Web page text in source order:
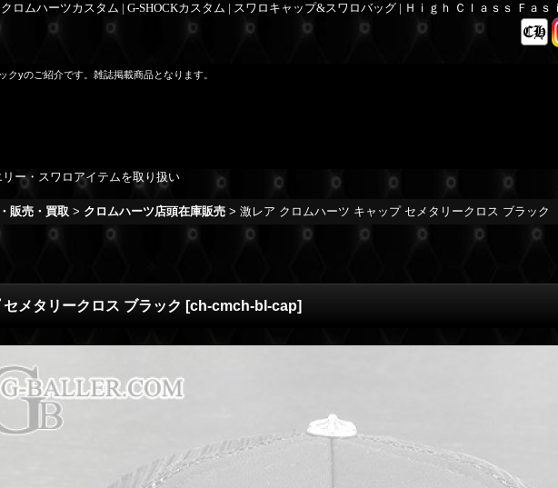
ロムハーツカスタム | G-SHOCKカスタム | スワロキャップ&スワロバッグ | Ｈｉｇｈ Ｃｌａｓｓ Ｆａ
yのご紹介です。雑誌掲載商品となります。
ー・スワロアイテムを取り扱い
販売・買取 > クロムハーツ店頭在庫販売 > 激レア クロムハーツ キャップ セメタリークロス ブラック
メタリークロス ブラック [ch-cmch-bl-cap]